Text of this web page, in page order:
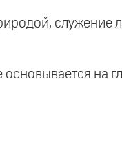
служение
на